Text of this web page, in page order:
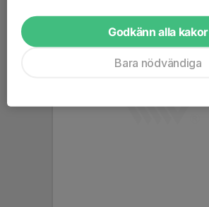
Godkänn alla kakor
Bara nödvändiga